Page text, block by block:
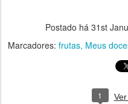
Postado há 31st
Marcadores: frutas Meus
1